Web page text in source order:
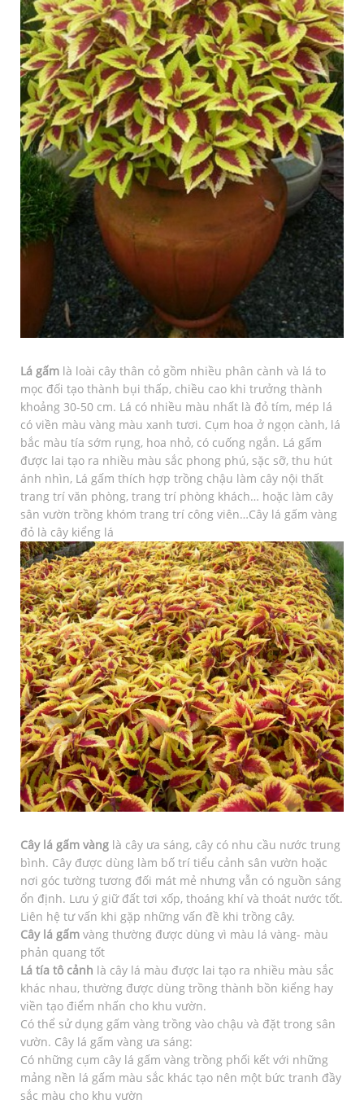
Lá gấm là loài cây thân cỏ gồm nhiều phân cành và lá to
mọc đối tạo thành bụi thấp, chiều cao khi trưởng thành
khoảng 30-50 cm. Lá có nhiều màu nhất là đỏ tím, mép lá
có viền màu vàng màu xanh tươi. Cụm hoa ở ngọn cành, lá
bắc màu tía sớm rụng, hoa nhỏ, có cuống ngắn. Lá gấm
được lai tạo ra nhiều màu sắc phong phú, sặc sỡ, thu hút
ánh nhìn, Lá gấm thích hợp trồng chậu làm cây nội thất
trang trí văn phòng, trang trí phòng khách… hoặc làm cây
sân vườn trồng khóm trang trí công viên…Cây lá gấm vàng
đỏ là cây kiểng lá
Cây lá gấm vàng là cây ưa sáng, cây có nhu cầu nước trung
bình. Cây được dùng làm bố trí tiểu cảnh sân vườn hoặc
nơi góc tường tương đối mát mẻ nhưng vẫn có nguồn sáng
ổn định. Lưu ý giữ đất tơi xốp, thoáng khí và thoát nước tốt.
Liên hệ tư vấn khi gặp những vấn đề khi trồng cây.
Cây lá gấm vàng thường được dùng vì màu lá vàng- màu
phản quang tốt
Lá tía tô cảnh là cây lá màu được lai tạo ra nhiều màu sắc
khác nhau, thường được dùng trồng thành bồn kiểng hay
viền tạo điểm nhấn cho khu vườn.
Có thể sử dụng gấm vàng trồng vào chậu và đặt trong sân
vườn. Cây lá gấm vàng ưa sáng:
Có những cụm cây lá gấm vàng trồng phối kết với những
mảng nền lá gấm màu sắc khác tạo nên một bức tranh đầy
sắc màu cho khu vườn